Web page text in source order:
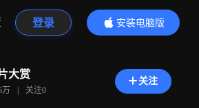
登录
安装电脑版
内容更精彩
大赏
万 | 关注0
关注